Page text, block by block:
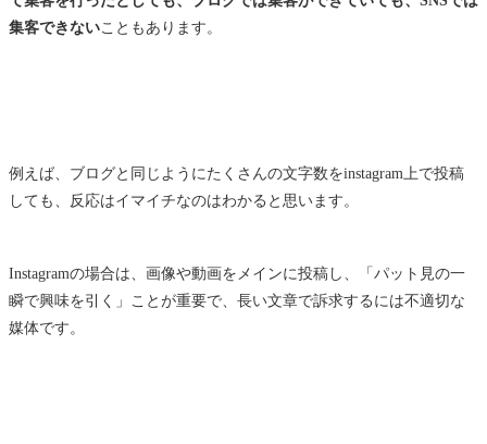
集客できないこともあります。
例えば、ブログと同じようにたくさんの文字数をinstagram上で投稿
しても、反応はイマイチなのはわかると思います。
Instagramの場合は、画像や動画をメインに投稿し、「パット見の一
瞬で興味を引く」ことが重要で、長い文章で訴求するには不適切な
媒体です。